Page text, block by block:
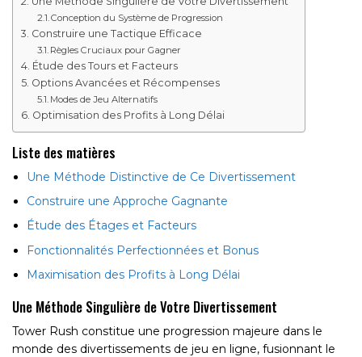
Conception du Système de Progression
Construire une Tactique Efficace
Règles Cruciaux pour Gagner
Étude des Tours et Facteurs
Options Avancées et Récompenses
Modes de Jeu Alternatifs
Optimisation des Profits à Long Délai
Liste des matières
Une Méthode Distinctive de Ce Divertissement
Construire une Approche Gagnante
Étude des Étages et Facteurs
Fonctionnalités Perfectionnées et Bonus
Maximisation des Profits à Long Délai
Une Méthode Singulière de Votre Divertissement
Tower Rush constitue une progression majeure dans le
monde des divertissements de jeu en ligne, fusionnant le